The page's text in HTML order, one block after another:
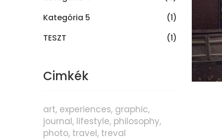
Kategória 5
(1)
TESZT
(1)
Cimkék
art experiences graphic
journal lifestyle philosophy
photo travel treval